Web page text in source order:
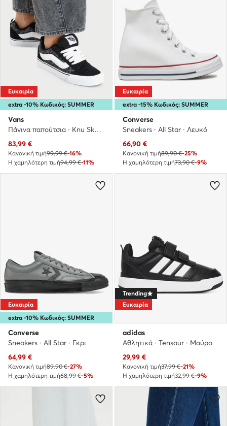
extra -10% Κωδικός: SUMMER
Ευκαιρία
Vans
Πάνινα παπούτσια · Knu Skool · Μαύρο
Τρέχουσα τιμή
83,99 €
Κανονική τιμή99,99 €-16%
Η χαμηλότερη τιμή94,99 €-11%
extra -15% Κωδικός: SUMMER
Ευκαιρία
Converse
Sneakers · All Star · Λευκό
Τρέχουσα τιμή
66,90 €
Κανονική τιμή89,90 €-25%
Η χαμηλότερη τιμή73,90 €-9%
extra -10% Κωδικός: SUMMER
Ευκαιρία
Converse
Sneakers · All Star · Γκρι
Τρέχουσα τιμή
64,99 €
Κανονική τιμή89,90 €-27%
Η χαμηλότερη τιμή68,99 €-5%
Trending
Ευκαιρία
adidas
Αθλητικά · Tensaur · Μαύρο
Τρέχουσα τιμή
29,99 €
Κανονική τιμή37,99 €-21%
Η χαμηλότερη τιμή32,99 €-9%